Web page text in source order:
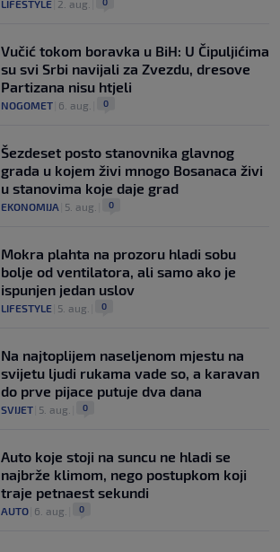
LIFESTYLE 2. aug.
Vučić tokom boravka u BiH: U Čipuljićima
su svi Srbi navijali za Zvezdu, dresove
Partizana nisu htjeli
NOGOMET 6. aug. 0
Šezdeset posto stanovnika glavnog
grada u kojem živi mnogo Bosanaca živi
u stanovima koje daje grad
EKONOMIJA 5. aug. 0
Mokra plahta na prozoru hladi sobu
bolje od ventilatora, ali samo ako je
ispunjen jedan uslov
LIFESTYLE 5. aug. 0
Na najtoplijem naseljenom mjestu na
svijetu ljudi rukama vade so, a karavan
do prve pijace putuje dva dana
SVIJET 5. aug. 0
Auto koje stoji na suncu ne hladi se
najbrže klimom, nego postupkom koji
traje petnaest sekundi
AUTO 6. aug. 0